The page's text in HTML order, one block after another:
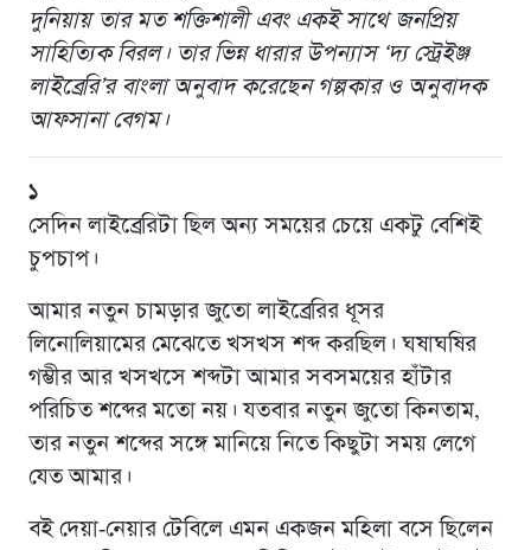
দুনিয়ায় তার মত শক্তিশালী এবং একই সাথে জনপ্রিয়
সাহিত্যিক বিরল। তার ভিন্ন ধারার উপন্যাস ‘দ্য স্ট্রেইঞ্জ
লাইব্রেরি’র বাংলা অনুবাদ করেছেন গল্পকার ও অনুবাদক
আফসানা বেগম।
১
সেদিন লাইব্রেরিটা ছিল অন্য সময়ের চেয়ে একটু বেশিই
চুপচাপ।
আমার নতুন চামড়ার জুতো লাইব্রেরির ধূসর
লিনোলিয়ামের মেঝেতে খসখস শব্দ করছিল। ঘষাঘষির
গম্ভীর আর খসখসে শব্দটা আমার সবসময়ের হাঁটার
পরিচিত শব্দের মতো নয়। যতবার নতুন জুতো কিনতাম,
তার নতুন শব্দের সঙ্গে মানিয়ে নিতে কিছুটা সময় লেগে
যেত আমার।
বই দেয়া-নেয়ার টেবিলে এমন একজন মহিলা বসে ছিলেন